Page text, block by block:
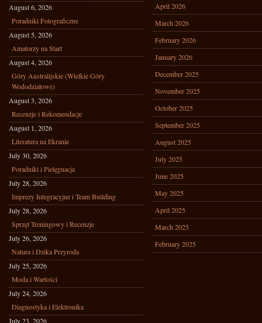
August 6, 2026
Poradniki Fotograficzne
August 5, 2026
Amatorzy na Start
August 4, 2026
Góry Australijskie (Wielkie Góry
Wododziałowe)
August 3, 2026
Recenzje i Rekomendacje
August 1, 2026
Literatura na Ekranie
July 30, 2026
Poradniki i Pielęgnacja
July 28, 2026
Imprezy Integracyjne i Team Building
July 28, 2026
Sprzęt Treningowy i Recenzje
July 26, 2026
Natura i Dzika Przyroda
July 25, 2026
Moda i Wartości
July 24, 2026
Diagnostyka i Elektronika
July 23, 2026
April 2026
March 2026
February 2026
January 2026
December 2025
November 2025
October 2025
September 2025
August 2025
July 2025
June 2025
May 2025
April 2025
March 2025
February 2025